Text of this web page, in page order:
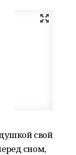
свой
сном,